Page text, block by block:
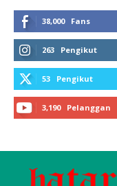
38,000 Fans
263 Pengikut
53 Pengikut
3,190 Pelanggan